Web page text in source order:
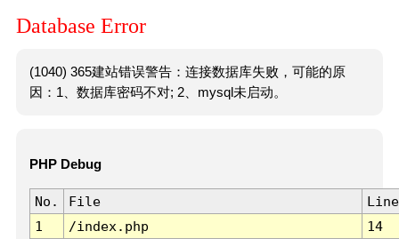
Database Error
(1040) 365建站错误警告：连接数据库失败，可能的原
因：1、数据库密码不对; 2、mysql未启动。
PHP Debug
No. File
Line
1
/index.php 14